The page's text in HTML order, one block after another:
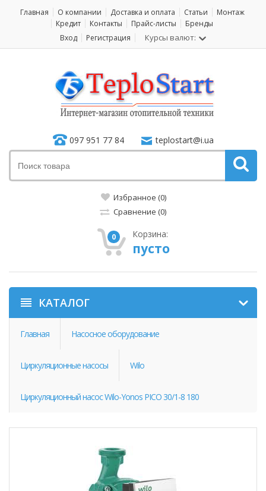
Главная О компании Доставка и оплата Статьи
Монтаж
Кредит
Контакты Прайс-листы
Бренды
Вход
Регистрация Курсы валют:
097 951 77 84 teplostart@i.ua
Избранное (0)
Сравнение (0)
0 Корзина:
пусто
КАТАЛОГ
Главная Насосное оборудование
Циркуляционные насосы Wilo
Циркуляционный насос Wilo-Yonos PICO 30/1-8 180